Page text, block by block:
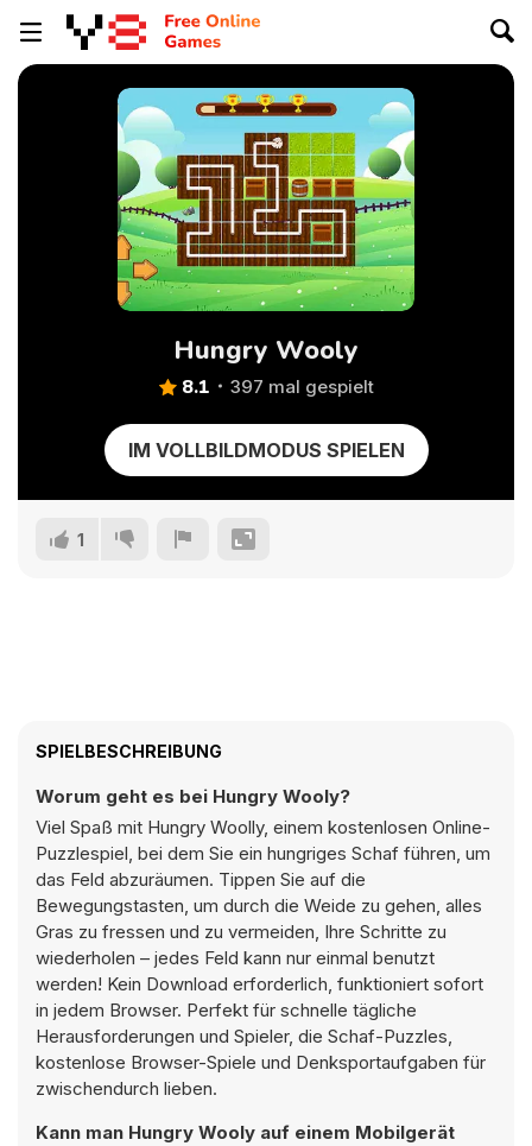
Hungry Wooly
8.1 397 mal gespielt
IM VOLLBILDMODUS SPIELEN
1
SPIELBESCHREIBUNG
Worum geht es bei Hungry Wooly?
Viel Spaß mit Hungry Woolly, einem kostenlosen Online-
Puzzlespiel, bei dem Sie ein hungriges Schaf führen, um
das Feld abzuräumen. Tippen Sie auf die
Bewegungstasten, um durch die Weide zu gehen, alles
Gras zu fressen und zu vermeiden, Ihre Schritte zu
wiederholen – jedes Feld kann nur einmal benutzt
werden! Kein Download erforderlich, funktioniert sofort
in jedem Browser. Perfekt für schnelle tägliche
Herausforderungen und Spieler, die Schaf-Puzzles,
kostenlose Browser-Spiele und Denksportaufgaben für
zwischendurch lieben.
Kann man Hungry Wooly auf einem Mobilgerät